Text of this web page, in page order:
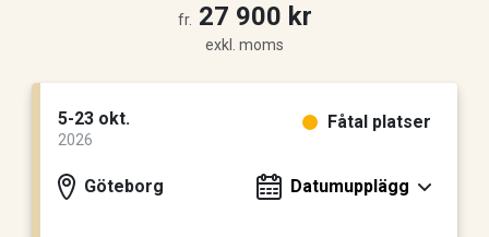
fr. 27 900 kr
exkl. moms
5-23 okt.
2026
Göteborg
Fåtal platser
Datumupplägg